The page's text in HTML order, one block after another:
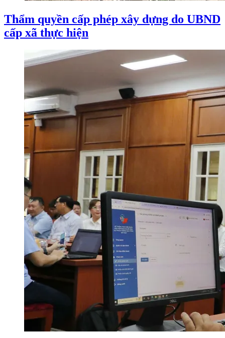
Thẩm quyền cấp phép xây dựng do UBND
cấp xã thực hiện